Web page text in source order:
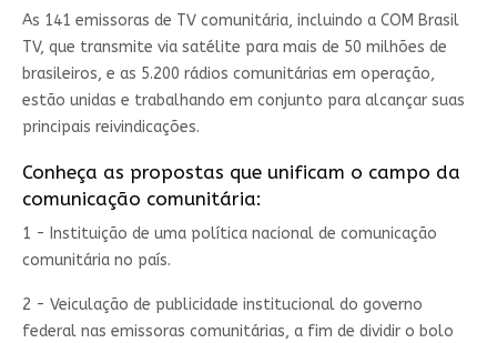
As 141 emissoras de TV comunitária, incluindo a COM Brasil
TV, que transmite via satélite para mais de 50 milhões de
brasileiros, e as 5.200 rádios comunitárias em operação,
estão unidas e trabalhando em conjunto para alcançar suas
principais reivindicações.
Conheça as propostas que unificam o campo da
comunicação comunitária:
1 - Instituição de uma política nacional de comunicação
comunitária no país.
2 - Veiculação de publicidade institucional do governo
federal nas emissoras comunitárias, a fim de dividir o bolo